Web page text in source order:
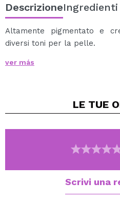
DescrizioneIngredienti
Altamente pigmentato e
diversi toni per la pelle.
dall'aspetto naturale.
Fissalo con una cipria per
Cruelty Free and Vegan.
ver más
LE TUE
Scrivi una